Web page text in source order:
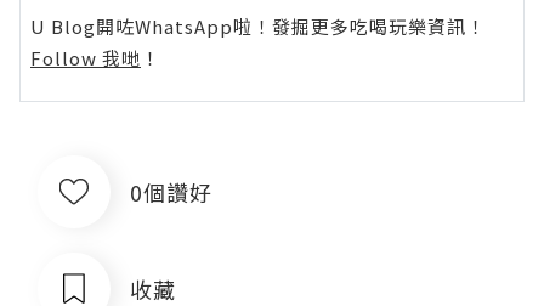
U Blog開咗WhatsApp啦！發掘更多吃喝玩樂資訊！
Follow 我哋 ！
0個讚好
收藏